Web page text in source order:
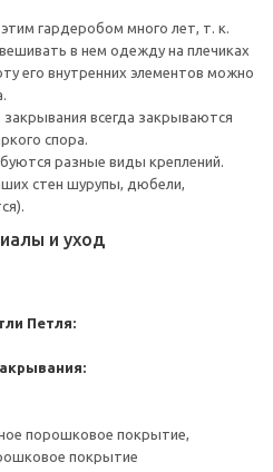
гардеробом много лет, т. к.
в нем одежду на плечиках
его внутренних элементов можно
всегда закрываются
спора.
разные виды креплений.
стен шурупы, дюбели,
и уход
Петля:
порошковое покрытие,
покрытие